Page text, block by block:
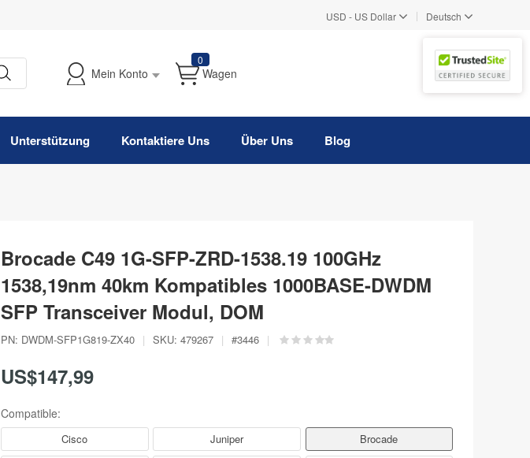
USD - US Dollar | Deutsch
Mein Konto
0
Wagen
Unterstützung Kontaktiere Uns Über Uns Blog
Brocade C49 1G-SFP-ZRD-1538.19 100GHz
1538,19nm 40km Kompatibles 1000BASE-DWDM
SFP Transceiver Modul, DOM
PN: DWDM-SFP1G819-ZX40 | SKU: 479267 | #3446 |
US$147,99
Compatible:
Cisco Juniper
Brocade